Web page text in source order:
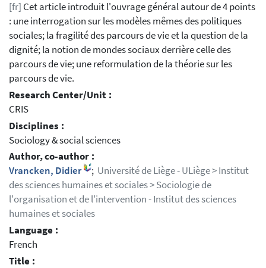
[fr] Cet article introduit l'ouvrage général autour de 4 points
: une interrogation sur les modèles mêmes des politiques
sociales; la fragilité des parcours de vie et la question de la
dignité; la notion de mondes sociaux derrière celle des
parcours de vie; une reformulation de la théorie sur les
parcours de vie.
Research Center/Unit :
CRIS
Disciplines :
Sociology & social sciences
Author, co-author :
Vrancken, Didier
; Université de Liège - ULiège > Institut
des sciences humaines et sociales > Sociologie de
l'organisation et de l'intervention - Institut des sciences
humaines et sociales
Language :
French
Title :